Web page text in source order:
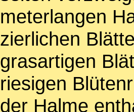
meterlangen
zierlichen
grasartigen
riesigen
der Halme